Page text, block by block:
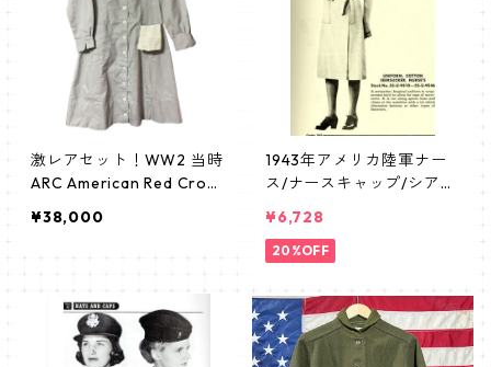
激レアセット！WW2 当時
ARC American Red Cross
界大戦 ドーナツドーリ
¥38,000
1943年アメリカ陸軍ナー
ス/ナースキャップ/シアサ
ム/ANC/アーミーナースコ
ープス
¥6,728
20%OFF